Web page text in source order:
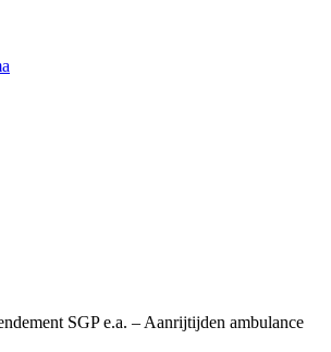
SGP e.a. – Aanrijtijden ambulance